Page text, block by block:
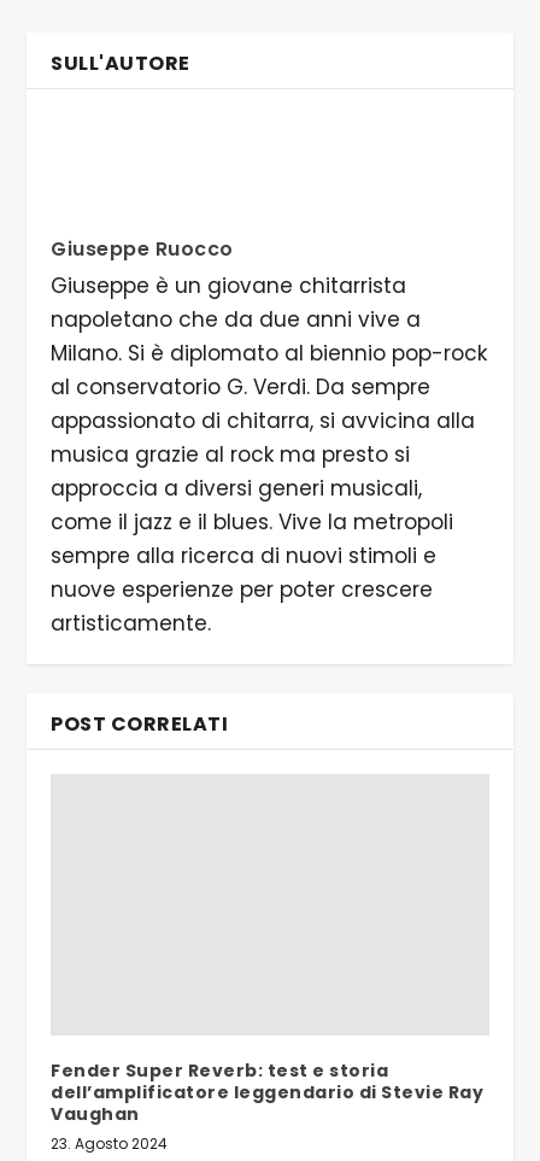
SULL'AUTORE
Giuseppe Ruocco
Giuseppe è un giovane chitarrista
napoletano che da due anni vive a
Milano. Si è diplomato al biennio pop-rock
al conservatorio G. Verdi. Da sempre
appassionato di chitarra, si avvicina alla
musica grazie al rock ma presto si
approccia a diversi generi musicali,
come il jazz e il blues. Vive la metropoli
sempre alla ricerca di nuovi stimoli e
nuove esperienze per poter crescere
artisticamente.
POST CORRELATI
Fender Super Reverb: test e storia
dell’amplificatore leggendario di Stevie Ray
Vaughan
23. Agosto 2024